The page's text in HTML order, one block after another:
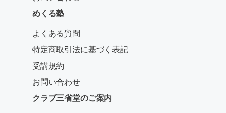
めくる塾
よくある質問
特定商取引法に基づく表記
受講規約
お問い合わせ
クラブ三省堂のご案内